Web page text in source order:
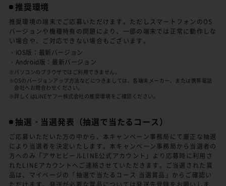
推奨環境
推奨環境の端末でご応募いただけます。ただしスマートフォンのOS
バージョンや機種特有の問題により、一部の端末では正常に動作しな
い場合や、ご対応できない場合もございます。
・iOS版：最新バージョン
・Android版：最新バージョン
※パソコンのブラウザではご利用できません。
※OSのバージョンアップ方法などにつきましては、各端末メーカー、または携帯電話
会社へお問合わせください。
※詳しくはLINEヤフー株式会社の推奨環境をご確認ください。
抽選・当選発表 （抽選で当たるコース）
ご応募いただいた方の中から、本キャンペーン事務局にて厳正な抽選
により当選者を決定いたします。本キャンペーン事務局から当選者の
方へのみ「アサヒビールLINE公式アカウント」より応募時に利用さ
れたLINEアカウントへご連絡させていただきます。ご当選された賞
品は、マイページの「抽選で当たるコース 当選賞品」からご確認い